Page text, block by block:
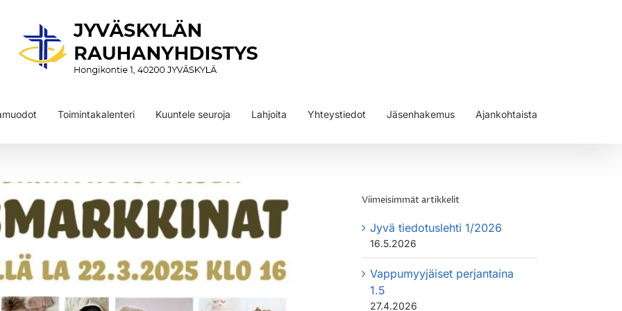
Toimintakalenteri Kuuntele seuroja Lahjoita Yhteystiedot Jäsenhakemus Ajankohtaista
Viimeisimmät artikkelit
Jyvä tiedotuslehti 1/2026
16.5.2026
Vappumyyjäiset perjantaina
1.5
27.4.2026